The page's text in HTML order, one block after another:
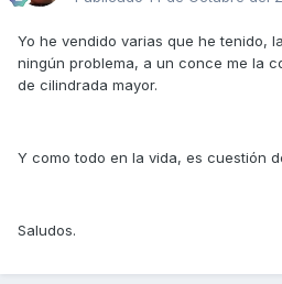
Yo he vendido varias que he tenido,
ningún problema, a un conce me la
de cilindrada mayor.
Y como todo en la vida, es cuestión
Saludos.